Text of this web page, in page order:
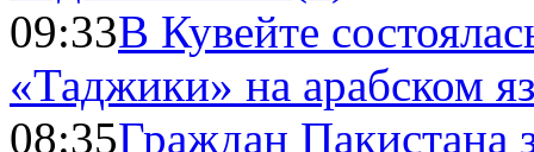
09:33В Кувейте
«Таджики» на арабском
08:35Граждан Пакистана